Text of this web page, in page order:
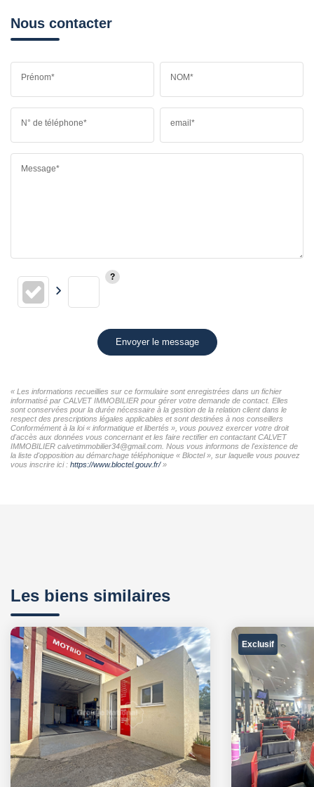
Nous contacter
Prénom* NOM*
N° de téléphone* email*
Message*
Envoyer le message
« Les informations recueillies sur ce formulaire sont enregistrées dans un fichier
informatisé par CALVET IMMOBILIER pour gérer votre demande de contact. Elles
sont conservées pour la durée nécessaire à la gestion de la relation client dans le
respect des prescriptions légales applicables et sont destinées à nos conseillers
Conformément à la loi « informatique et libertés », vous pouvez exercer votre droit
d'accès aux données vous concernant et les faire rectifier en contactant CALVET
IMMOBILIER calvetimmobilier34@gmail.com. Nous vous informons de l'existence de
la liste d'opposition au démarchage téléphonique « Bloctel », sur laquelle vous pouvez
vous inscrire ici : https://www.bloctel.gouv.fr/»
Les biens similaires
Exclusif